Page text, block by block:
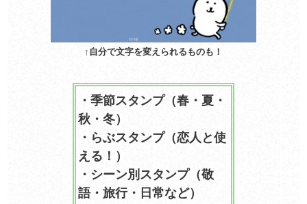
↑自分で文字を変えられるものも！
・季節スタンプ（春・夏・
秋・冬）
・らぶスタンプ（恋人と使
える！）
・シーン別スタンプ（敬
語・旅行・日常など）